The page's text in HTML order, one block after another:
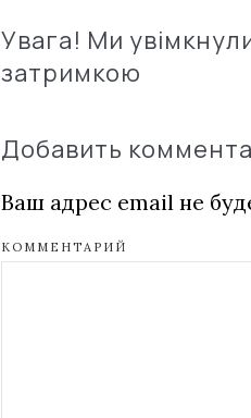
Увага! Ми
затримкою
Добавить
Ваш адрес email не
КОММЕНТАРИЙ